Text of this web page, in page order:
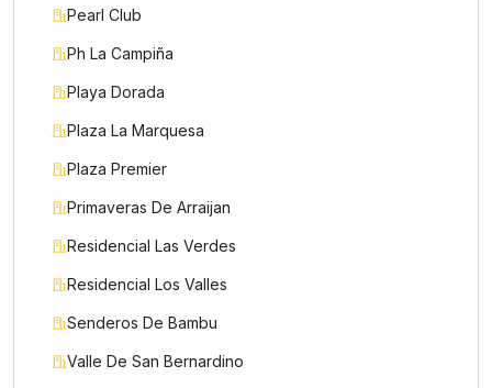
Pearl Club
Ph La Campiña
Playa Dorada
Plaza La Marquesa
Plaza Premier
Primaveras De Arraijan
Residencial Las Verdes
Residencial Los Valles
Senderos De Bambu
Valle De San Bernardino